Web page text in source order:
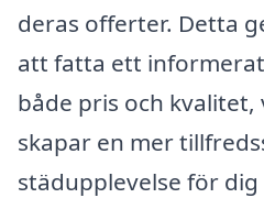
deras offerter. Detta
att fatta ett
både pris och
skapar en mer
städupplevelse för